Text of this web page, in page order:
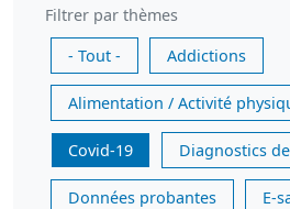
Filtrer par thèmes
- Tout -
Addictions
Alimentation / Activité
Covid-19 Diagnostics
Données probantes E-